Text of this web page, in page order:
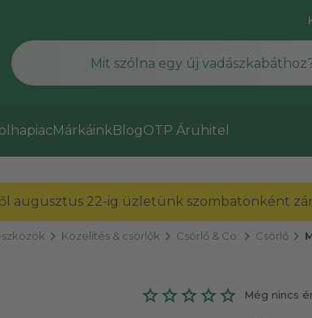
MárkáinkBlogOTP Áruhitel
augusztus 22-ig üzletünk szombatonként
chevron_right Közelítés & csörlők chevron_right Csörlő & Co. chevron_right Csörlő chevron_right
Még nincs